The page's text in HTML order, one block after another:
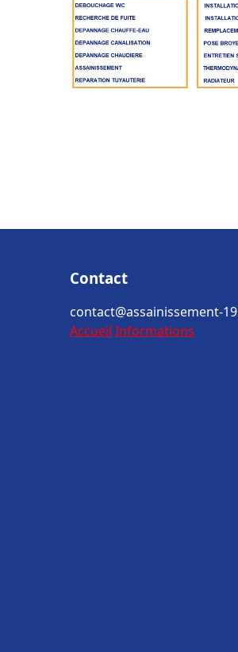
Contact
contact@assainissement-
Accueil Informations